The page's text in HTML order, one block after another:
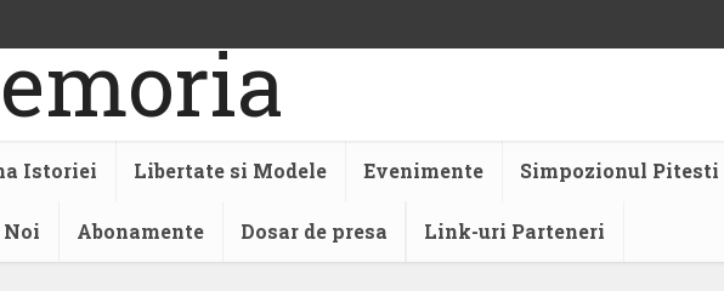
Istoriei Libertate si Modele Evenimente Simpozionul Pitesti
Noi Abonamente Dosar de presa Link-uri Parteneri